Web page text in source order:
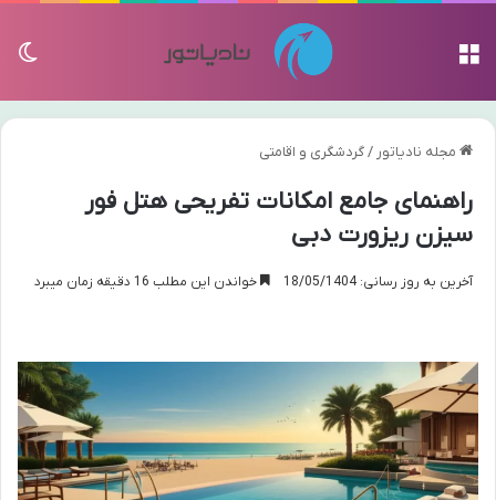
مجله نادیاتور /گردشگری و اقامتی
راهنمای جامع امکانات تفریحی هتل فور
سیزن ریزورت دبی
آخرین به روز رسانی: 18/05/1404 خواندن این مطلب 16 دقیقه زمان میبرد